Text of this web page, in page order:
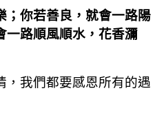
；你若善良，就會一路陽
一路順風順水，花香瀰
，我們都要感恩所有的遇